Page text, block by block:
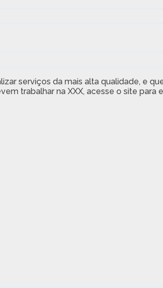
serviços da mais alta qualidade, e
trabalhar na XXX, acesse o site para